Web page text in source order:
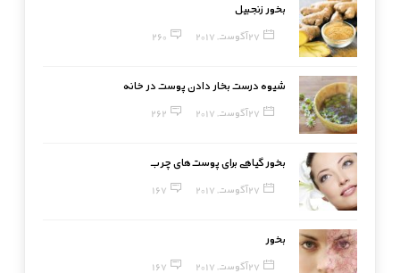
بخور زنجبیل
27 آگوست, 2017 260
شیوه درست بخار دادن پوست در خانه
27 آگوست, 2017 262
بخور گیاهی برای پوست‌های چرب
27 آگوست, 2017 167
بخور
27 آگوست, 2017 167